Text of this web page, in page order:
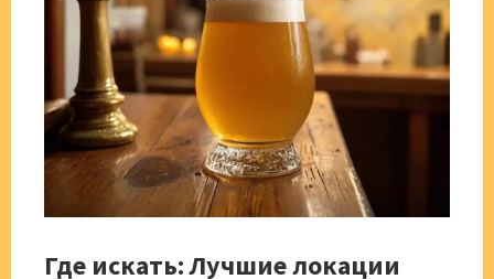
Где искать: Лучшие локации